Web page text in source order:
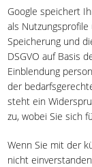
Google speichert
als
Speicherung und
DSGVO auf Basis
Einblendung
der
steht ein
zu, wobei Sie sich
Wenn Sie mit der
nicht